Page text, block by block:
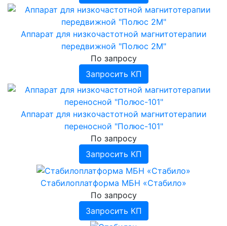
Аппарат для низкочастотной магнитотерапии
передвижной "Полюс 2М"
По запросу
Запросить КП
Аппарат для низкочастотной магнитотерапии
переносной "Полюс-101"
По запросу
Запросить КП
Стабилоплатформа МБН «Стабило»
По запросу
Запросить КП